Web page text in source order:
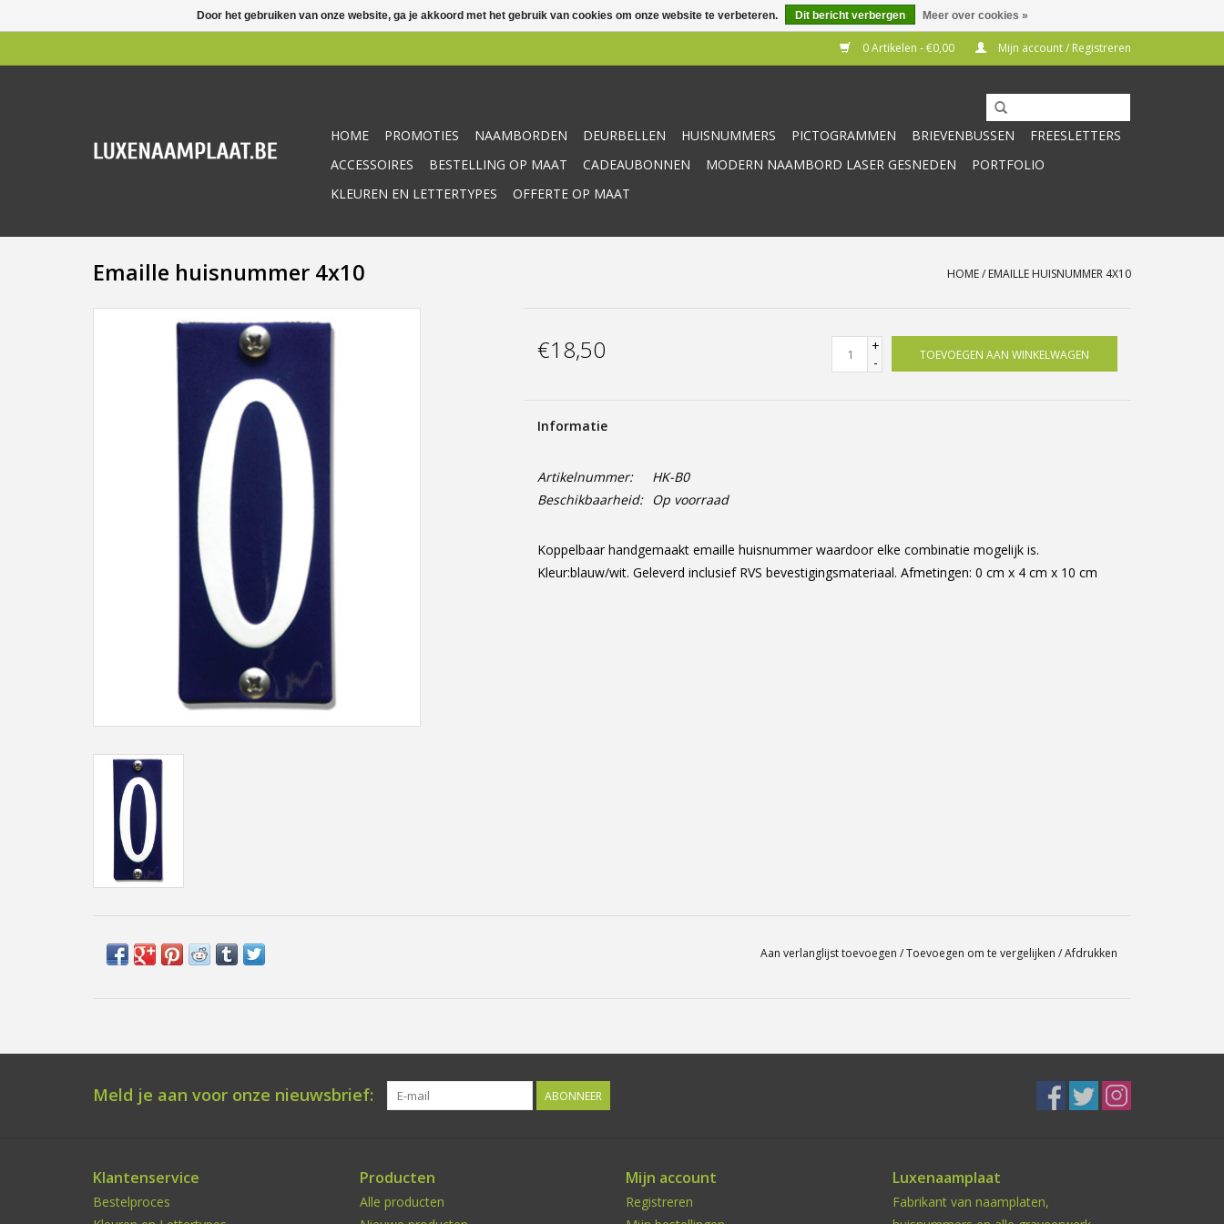
0 Artikelen - €0,00 Mijn account / Registreren
HOME PROMOTIES NAAMBORDEN DEURBELLEN HUISNUMMERS PICTOGRAMMEN BRIEVENBUSSEN
FREESLETTERS
ACCESSOIRES
BESTELLING OP MAAT CADEAUBONNEN MODERN NAAMBORD LASER GESNEDEN
PORTFOLIO
KLEUREN EN LETTERTYPES
OFFERTE OP MAAT
Emaille huisnummer 4x10 HOME/ EMAILLE HUISNUMMER 4X10
€18,50
+
-
TOEVOEGEN AAN WINKELWAGEN
Informatie
Artikelnummer:
HK-B0
Beschikbaarheid:
Op voorraad
Koppelbaar handgemaakt emaille huisnummer waardoor elke combinatie mogelijk is.
Kleur:blauw/wit. Geleverd inclusief RVS bevestigingsmateriaal. Afmetingen: 0 cm x 4 cm x 10 cm
Aan verlanglijst toevoegen /Toevoegen om te vergelijken /Afdrukken
Meld je aan voor onze nieuwsbrief: ABONNEER
Klantenservice
Bestelproces
Producten
Alle producten
Mijn account
Registreren
Luxenaamplaat
Fabrikant van naamplaten,
Door het gebruiken van onze website, ga je akkoord met het gebruik van cookies om onze website te verbeteren. Dit bericht verbergen Meer over cookies »